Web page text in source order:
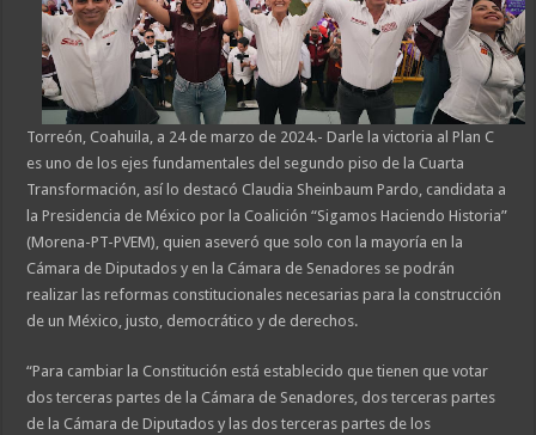
Torreón, Coahuila, a 24 de marzo de 2024.- Darle la victoria al Plan C
es uno de los ejes fundamentales del segundo piso de la Cuarta
Transformación, así lo destacó Claudia Sheinbaum Pardo, candidata a
la Presidencia de México por la Coalición “Sigamos Haciendo Historia”
(Morena-PT-PVEM), quien aseveró que solo con la mayoría en la
Cámara de Diputados y en la Cámara de Senadores se podrán
realizar las reformas constitucionales necesarias para la construcción
de un México, justo, democrático y de derechos.
“Para cambiar la Constitución está establecido que tienen que votar
dos terceras partes de la Cámara de Senadores, dos terceras partes
de la Cámara de Diputados y las dos terceras partes de los